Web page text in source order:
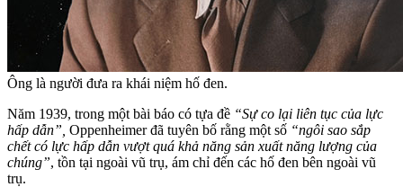
Ông là người đưa ra khái niệm hố đen.
Năm 1939, trong một bài báo có tựa đề “Sự co lại liên tục của lực
hấp dẫn”, Oppenheimer đã tuyên bố rằng một số “ngôi sao sắp
chết có lực hấp dẫn vượt quá khả năng sản xuất năng lượng của
chúng”, tồn tại ngoài vũ trụ, ám chỉ đến các hố đen bên ngoài vũ
trụ.